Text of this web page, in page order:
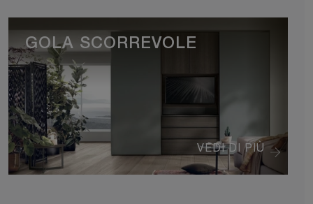
VEDI DI PIÙ
GOLA SCORREVOLE